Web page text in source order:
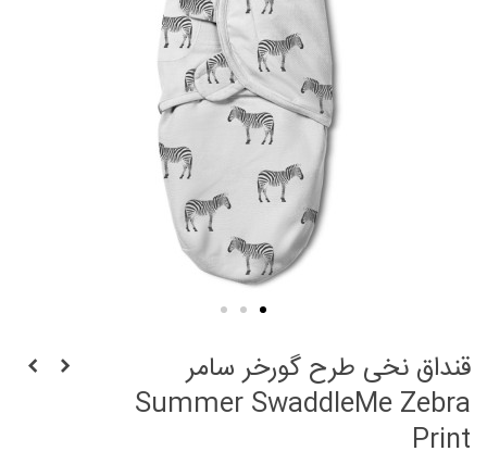
قنداق نخی طرح گورخر سامر
Summer SwaddleMe Zebra
Print